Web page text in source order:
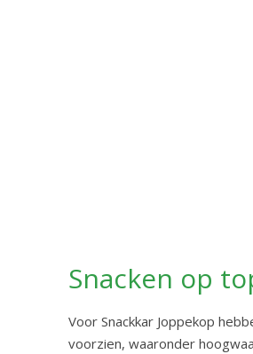
Snacken op
Voor Snackkar Joppekop
voorzien, waaronder